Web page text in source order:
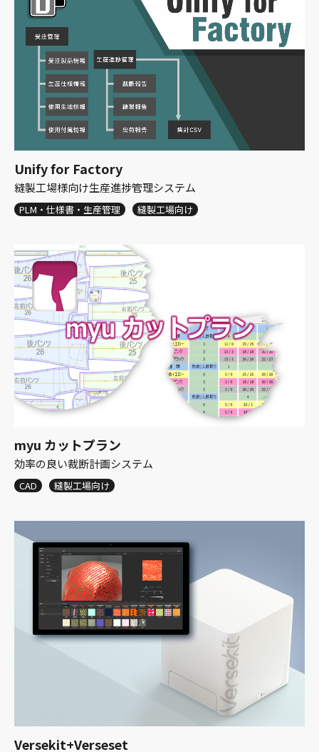
Unify for Factory
縫製工場様向け生産進捗管理システム
PLM・仕様書・生産管理 縫製工場向け
myu カットプラン
効率の良い裁断計画システム
CAD 縫製工場向け
Versekit+Verseset